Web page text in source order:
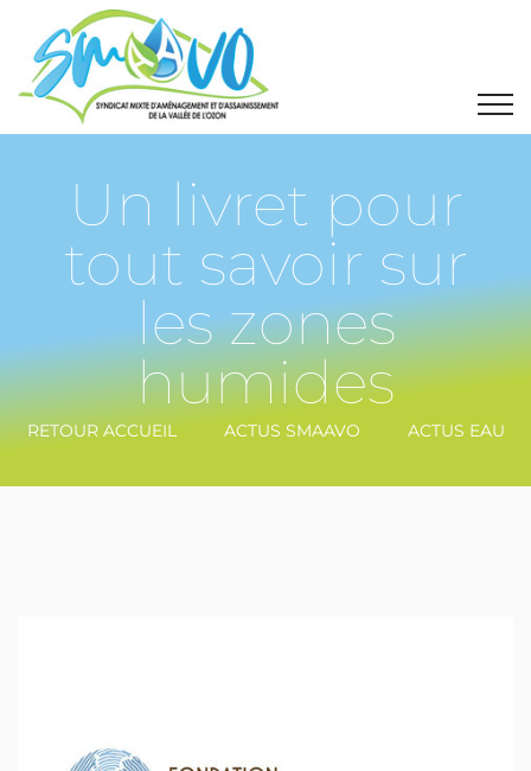
Un livret pour
tout savoir sur
les zones
humides
RETOUR ACCUEIL ACTUS SMAAVO ACTUS EAU